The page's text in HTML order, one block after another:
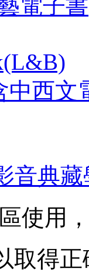
電子書
中西文
音典
使用
取得